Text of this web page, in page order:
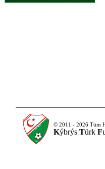
© 2011 - 2026 Tüm
Kýbrýs Türk F